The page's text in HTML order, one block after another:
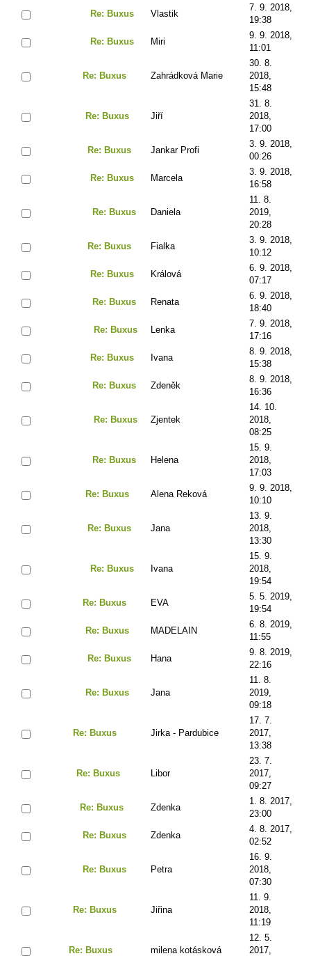
Re: Buxus Vlastik
7. 9. 2018,
19:38
Re: Buxus Miri
9. 9. 2018,
11:01
Re: Buxus Zahrádková Marie
30. 8.
2018,
15:48
Re: Buxus Jiří
31. 8.
2018,
17:00
Re: Buxus Jankar Profi
3. 9. 2018,
00:26
Re: Buxus Marcela
3. 9. 2018,
16:58
Re: Buxus Daniela
11. 8.
2019,
20:28
Re: Buxus Fialka
3. 9. 2018,
10:12
Re: Buxus Králová
6. 9. 2018,
07:17
Re: Buxus Renata
6. 9. 2018,
18:40
Re: Buxus Lenka
7. 9. 2018,
17:16
Re: Buxus Ivana
8. 9. 2018,
15:38
Re: Buxus Zdeněk
8. 9. 2018,
16:36
Re: Buxus Zjentek
14. 10.
2018,
08:25
Re: Buxus Helena
15. 9.
2018,
17:03
Re: Buxus Alena Reková
9. 9. 2018,
10:10
Re: Buxus Jana
13. 9.
2018,
13:30
Re: Buxus Ivana
15. 9.
2018,
19:54
Re: Buxus EVA
5. 5. 2019,
19:54
Re: Buxus MADELAIN
6. 8. 2019,
11:55
Re: Buxus Hana
9. 8. 2019,
22:16
Re: Buxus Jana
11. 8.
2019,
09:18
Re: Buxus Jirka - Pardubice
17. 7.
2017,
13:38
Re: Buxus Libor
23. 7.
2017,
09:27
Re: Buxus Zdenka
1. 8. 2017,
23:00
Re: Buxus Zdenka
4. 8. 2017,
02:52
Re: Buxus Petra
16. 9.
2018,
07:30
Re: Buxus Jiřina
11. 9.
2018,
11:19
Re: Buxus milena kotásková
12. 5.
2017,